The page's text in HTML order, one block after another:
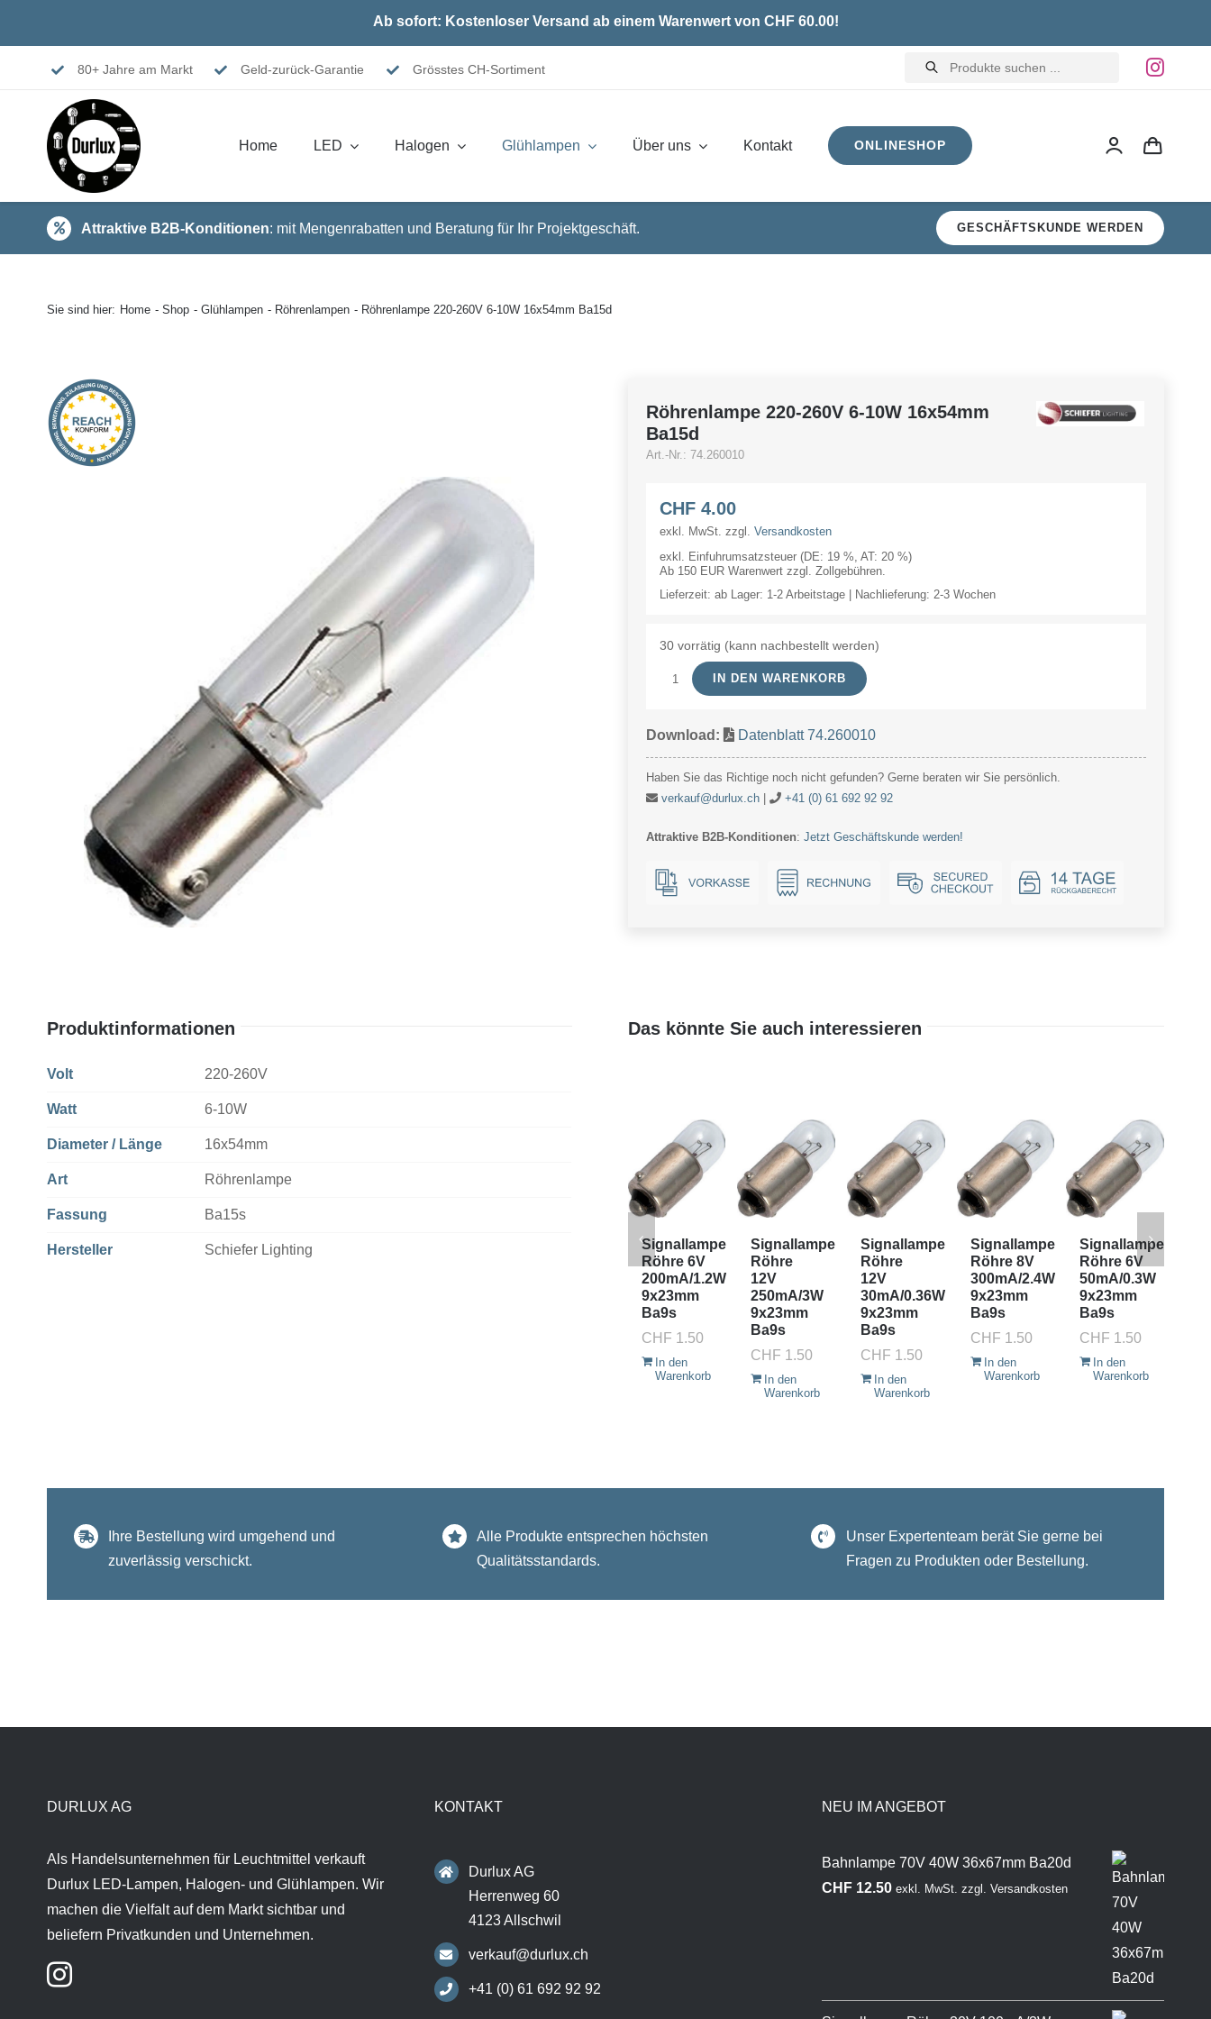
Ab sofort: Kostenloser Versand ab einem Warenwert von CHF 60.00!
80+ Jahre am Markt Geld-zurück-Garantie Grösstes CH-Sortiment
Products
search
Home LED Halogen Glühlampen Über uns Kontakt ONLINESHOP
Attraktive B2B-Konditionen: mit Mengenrabatten und Beratung für Ihr Projektgeschäft. GESCHÄFTSKUNDE WERDEN
Sie sind hier: Home Shop Glühlampen Röhrenlampen Röhrenlampe 220-260V 6-10W 16x54mm Ba15d
Röhrenlampe 220-260V 6-10W 16x54mm
Ba15d
Art.-Nr.: 74.260010
CHF4.00
exkl. MwSt. zzgl. Versandkosten
exkl. Einfuhrumsatzsteuer (DE: 19 %, AT: 20 %)
Ab 150 EUR Warenwert zzgl. Zollgebühren.
Lieferzeit: ab Lager: 1-2 Arbeitstage | Nachlieferung: 2-3 Wochen
30 vorrätig (kann nachbestellt werden)
Röhrenlampe
260V
10W
Ba15d
IN DEN WARENKORB
Download: Datenblatt 74.260010
Haben Sie das Richtige noch nicht gefunden? Gerne beraten wir Sie persönlich.
verkauf@durlux.ch| +41 (0) 61 692 92 92
Attraktive B2B-Konditionen: Jetzt Geschäftskunde werden!
Produktinformationen
Volt 220-260V
Watt 6-10W
Diameter / Länge 16x54mm
Art Röhrenlampe
Fassung Ba15s
Hersteller Schiefer Lighting
Das könnte Sie auch interessieren
Signallampe
Röhre 6V
200mA/1.2W
9x23mm
Ba9s
CHF 1.50
In den
Warenkorb
Signallampe
Röhre
12V
250mA/3W
9x23mm
Ba9s
CHF 1.50
In den
Warenkorb
Signallampe
Röhre
12V
30mA/0.36W
9x23mm
Ba9s
CHF 1.50
In den
Warenkorb
Signallampe
Röhre 8V
300mA/2.4W
9x23mm
Ba9s
CHF 1.50
In den
Warenkorb
Signallampe
Röhre 6V
50mA/0.3W
9x23mm
Ba9s
CHF 1.50
In den
Warenkorb
Ihre Bestellung wird umgehend und
zuverlässig verschickt.
Alle Produkte entsprechen höchsten
Qualitätsstandards.
Unser Expertenteam berät Sie gerne bei
Fragen zu Produkten oder Bestellung.
DURLUX AG
Als Handelsunternehmen für Leuchtmittel verkauft
Durlux LED-Lampen, Halogen- und Glühlampen. Wir
machen die Vielfalt auf dem Markt sichtbar und
beliefern Privatkunden und Unternehmen.
KONTAKT
Durlux AG
Herrenweg 60
4123 Allschwil
verkauf@durlux.ch
+41 (0) 61 692 92 92
NEU IM ANGEBOT
Bahnlampe 70V 40W 36x67mm Ba20d
CHF12.50 exkl. MwSt. zzgl. Versandkosten